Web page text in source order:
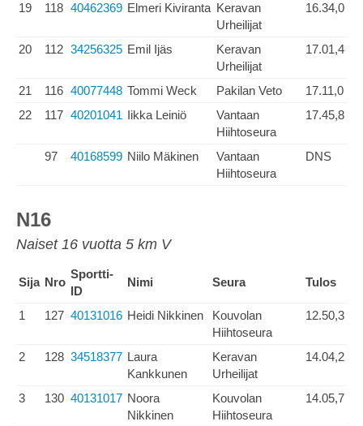
19 118 40462369 Elmeri Kiviranta Keravan
Urheilijat
16.34,0
20 112 34256325 Emil Ijäs
Keravan
Urheilijat
17.01,4
21 116 40077448 Tommi Weck Pakilan Veto
17.11,0
22
117 40201041 Iikka Leiniö
Vantaan
Hiihtoseura
17.45,8
97 40168599 Niilo Mäkinen
Vantaan
Hiihtoseura
DNS
N16
Naiset 16 vuotta 5 km V
Sija Nro
Sportti-
ID
Nimi Seura Tulos
1 127 40131016 Heidi Nikkinen
Kouvolan
Hiihtoseura
12.50,3
2 128 34518377 Laura
Kankkunen
Keravan
Urheilijat
14.04,2
3 130 40131017 Noora
Nikkinen
Kouvolan
Hiihtoseura
14.05,7